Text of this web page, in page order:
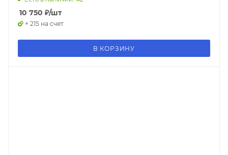
10 750 ₽/шт
+ 215 на счет
В КОРЗИНУ